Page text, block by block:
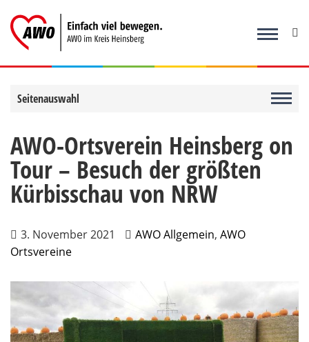
Inhalt
springen
Seitenauswahl
AWO-Ortsverein Heinsberg on
Tour – Besuch der größten
Kürbisschau von NRW
3. November 2021 AWO Allgemein, AWO
Ortsvereine